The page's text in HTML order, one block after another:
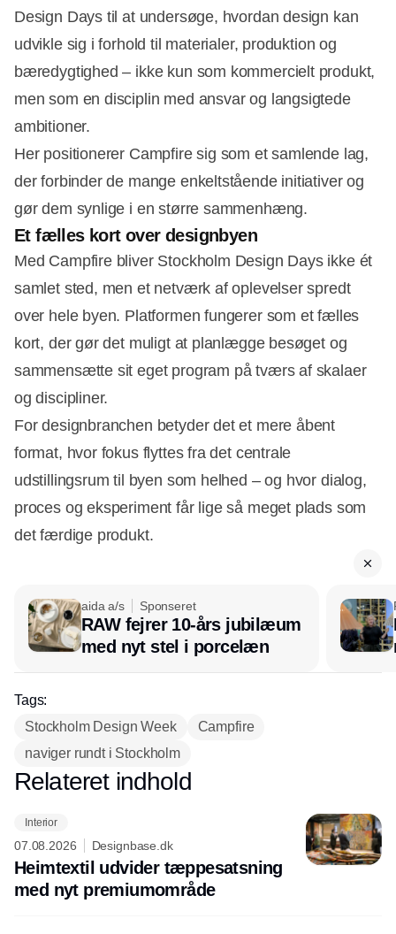
Design Days til at undersøge, hvordan design kan
udvikle sig i forhold til materialer, produktion og
bæredygtighed – ikke kun som kommercielt produkt,
men som en disciplin med ansvar og langsigtede
ambitioner.
Her positionerer Campfire sig som et samlende lag,
der forbinder de mange enkeltstående initiativer og
gør dem synlige i en større sammenhæng.
Et fælles kort over designbyen
Med Campfire bliver Stockholm Design Days ikke ét
samlet sted, men et netværk af oplevelser spredt
over hele byen. Platformen fungerer som et fælles
kort, der gør det muligt at planlægge besøget og
sammensætte sit eget program på tværs af skalaer
og discipliner.
For designbranchen betyder det et mere åbent
format, hvor fokus flyttes fra det centrale
udstillingsrum til byen som helhed – og hvor dialog,
proces og eksperiment får lige så meget plads som
det færdige produkt.
aida a/s Sponseret
RAW fejrer 10-års jubilæum
med nyt stel i porcelæn
Tags:
Stockholm Design Week
Campfire
naviger rundt i Stockholm
Annonce
Relateret indhold
Interior
07.08.2026 Designbase.dk
Heimtextil udvider tæppesatsning
med nyt premiumområde